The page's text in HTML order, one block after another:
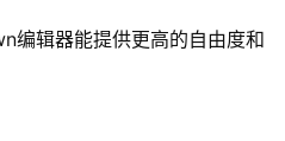
编辑器能提供更高的自由度和